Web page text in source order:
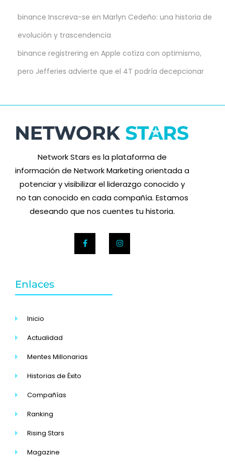
binance Inscreva-se en Marlyn Cedeño: una historia de
evolución y trascendencia
binance registrering en Apple cotiza con optimismo,
pero Jefferies advierte que el 4T podría decepcionar
Network Stars es la plataforma de
información de Network Marketing orientada a
potenciar y visibilizar el liderazgo conocido y
no tan conocido en cada compañía. Estamos
deseando que nos cuentes tu historia.
Enlaces
Inicio
Actualidad
Mentes Millonarias
Historias de Éxito
Compañías
Ranking
Rising Stars
Magazine